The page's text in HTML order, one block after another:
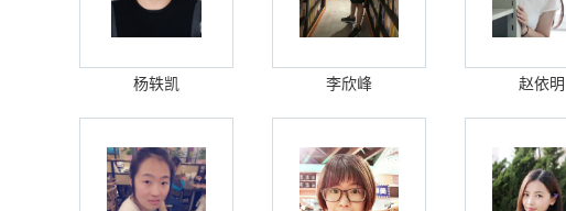
杨轶凯 李欣峰 赵依明